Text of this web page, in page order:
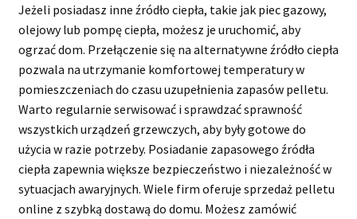
Jeżeli posiadasz inne źródło ciepła, takie jak piec gazowy,
olejowy lub pompę ciepła, możesz je uruchomić, aby
ogrzać dom. Przełączenie się na alternatywne źródło ciepła
pozwala na utrzymanie komfortowej temperatury w
pomieszczeniach do czasu uzupełnienia zapasów pelletu.
Warto regularnie serwisować i sprawdzać sprawność
wszystkich urządzeń grzewczych, aby były gotowe do
użycia w razie potrzeby. Posiadanie zapasowego źródła
ciepła zapewnia większe bezpieczeństwo i niezależność w
sytuacjach awaryjnych. Wiele firm oferuje sprzedaż pelletu
online z szybką dostawą do domu. Możesz zamówić